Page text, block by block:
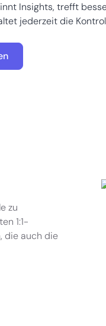
Insights, trefft
jederzeit die
zu
1:1-
die auch die